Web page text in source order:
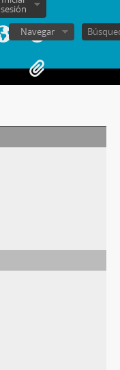
sesión
Navegar